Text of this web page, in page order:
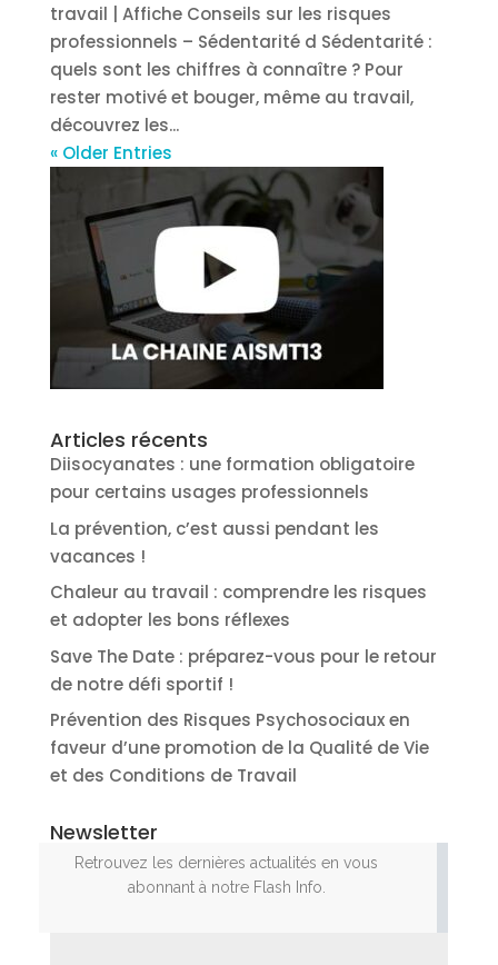
travail | Affiche Conseils sur les risques
professionnels – Sédentarité d Sédentarité :
quels sont les chiffres à connaître ? Pour
rester motivé et bouger, même au travail,
découvrez les...
« Older Entries
Articles récents
Diisocyanates : une formation obligatoire
pour certains usages professionnels
La prévention, c’est aussi pendant les
vacances !
Chaleur au travail : comprendre les risques
et adopter les bons réflexes
Save The Date : préparez-vous pour le retour
de notre défi sportif !
Prévention des Risques Psychosociaux en
faveur d’une promotion de la Qualité de Vie
et des Conditions de Travail
Newsletter
Retrouvez les dernières actualités en vous
abonnant à notre Flash Info.